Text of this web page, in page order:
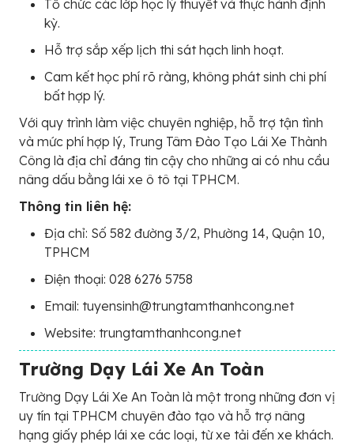
Tổ chức các lớp học lý thuyết và thực hành định
kỳ.
Hỗ trợ sắp xếp lịch thi sát hạch linh hoạt.
Cam kết học phí rõ ràng, không phát sinh chi phí
bất hợp lý.
Với quy trình làm việc chuyên nghiệp, hỗ trợ tận tình
và mức phí hợp lý, Trung Tâm Đào Tạo Lái Xe Thành
Công là địa chỉ đáng tin cậy cho những ai có nhu cầu
nâng dấu bằng lái xe ô tô tại TPHCM.
Thông tin liên hệ:
Địa chỉ: Số 582 đường 3/2, Phường 14, Quận 10,
TPHCM
Điện thoại: 028 6276 5758
Email: tuyensinh@trungtamthanhcong.net
Website: trungtamthanhcong.net
Trường Dạy Lái Xe An Toàn
Trường Dạy Lái Xe An Toàn là một trong những đơn vị
uy tín tại TPHCM chuyên đào tạo và hỗ trợ nâng
hạng giấy phép lái xe các loại, từ xe tải đến xe khách.